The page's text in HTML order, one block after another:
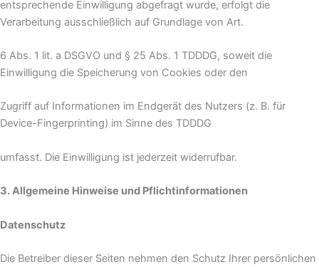
entsprechende Einwilligung abgefragt wurde, erfolgt die
Verarbeitung ausschließlich auf Grundlage von Art.
6 Abs. 1 lit. a DSGVO und § 25 Abs. 1 TDDDG, soweit die
Einwilligung die Speicherung von Cookies oder den
Zugriff auf Informationen im Endgerät des Nutzers (z. B. für
Device-Fingerprinting) im Sinne des TDDDG
umfasst. Die Einwilligung ist jederzeit widerrufbar.
3. Allgemeine Hinweise und Pflichtinformationen
Datenschutz
Die Betreiber dieser Seiten nehmen den Schutz Ihrer persönlichen